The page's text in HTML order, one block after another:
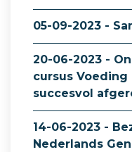
05-09-2023 -
20-06-2023 -
cursus
succesvol
14-06-2023 -
Nederlands